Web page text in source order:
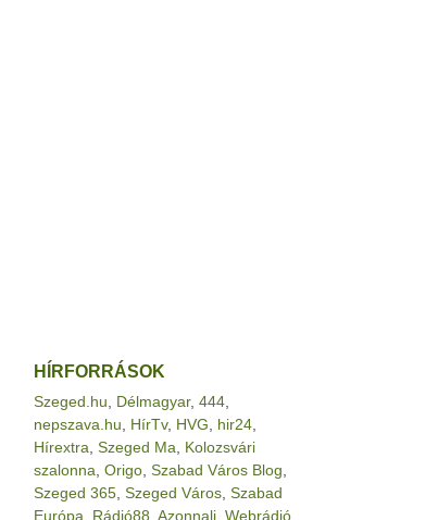
HÍRFORRÁSOK
Szeged.hu Délmagyar, 444
nepszava.hu
HírTv, HVG hir24
Hírextra Szeged Ma
Kolozsvári
szalonna Origo Szabad Város Blog
Szeged 365 Szeged Város Szabad
Európa
Rádió88 Azonnali Webrádió